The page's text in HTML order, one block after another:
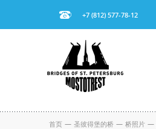
+7 (812) 577-78-12
首页 — 圣彼得堡的桥 — 桥照片 —